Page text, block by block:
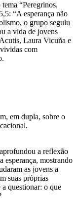
“Peregrinos,
“A esperança não
o grupo seguiu
a vida de jovens
Laura Vicuña e
com
em dupla, sobre o
a reflexão
esperança, mostrando
as jovens a
suas próprias
questionar: o que